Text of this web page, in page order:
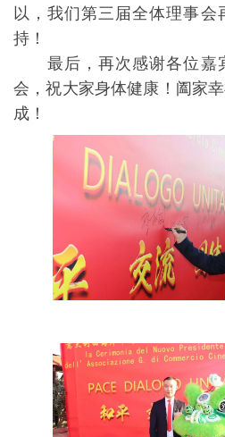
以，我们第三届全体理事会
持！
最后，再次感谢各位嘉
会，祝大家身体健康！阖家
成！